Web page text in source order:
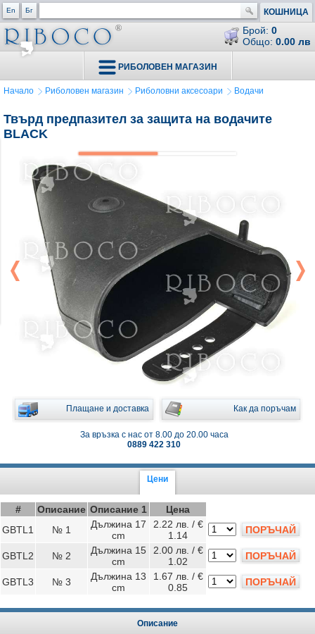
En Бг КОШНИЦА
Брой: 0
Общо: 0.00 лв
РИБОЛОВЕН МАГАЗИН
Начало Риболовен магазин Риболовни аксесоари Водачи
Твърд предпазител за защита на водачите
BLACK
Плащане и доставка Как да поръчам
За връзка с нас от 8.00 до 20.00 часа
0889 422 310
Цени
# Описание Описание 1
Цена
GBTL1
№ 1
Дължина 17
cm
2.22 лв. / €
1.14
ПОРЪЧАЙ
GBTL2 № 2
Дължина 15
cm
2.00 лв. / €
1.02
ПОРЪЧАЙ
GBTL3 № 3
Дължина 13
cm
1.67 лв. / €
0.85
ПОРЪЧАЙ
Описание